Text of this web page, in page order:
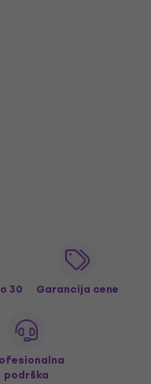
30
Garancija cene
podrška